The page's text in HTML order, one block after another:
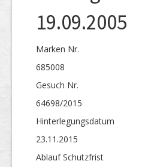
19.09.2005
Marken Nr.
685008
Gesuch Nr.
64698/2015
Hinterlegungs­datum
23.11.2015
Ablauf Schutzfrist